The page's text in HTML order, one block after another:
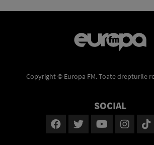
Copyright © Europa FM. Toate drepturile
SOCIAL